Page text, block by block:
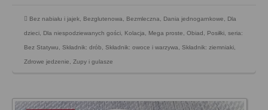
Bez nabiału i jajek Bezglutenowa Bezmleczna Dania jednogarnkowe Dla
dzieci Dla niespodziewanych gości Kolacja Mega proste Obiad Posiłki seria:
Bez Statywu Składnik: drób Składnik: owoce i warzywa Składnik: ziemniaki
Zdrowe jedzenie Zupy i gulasze